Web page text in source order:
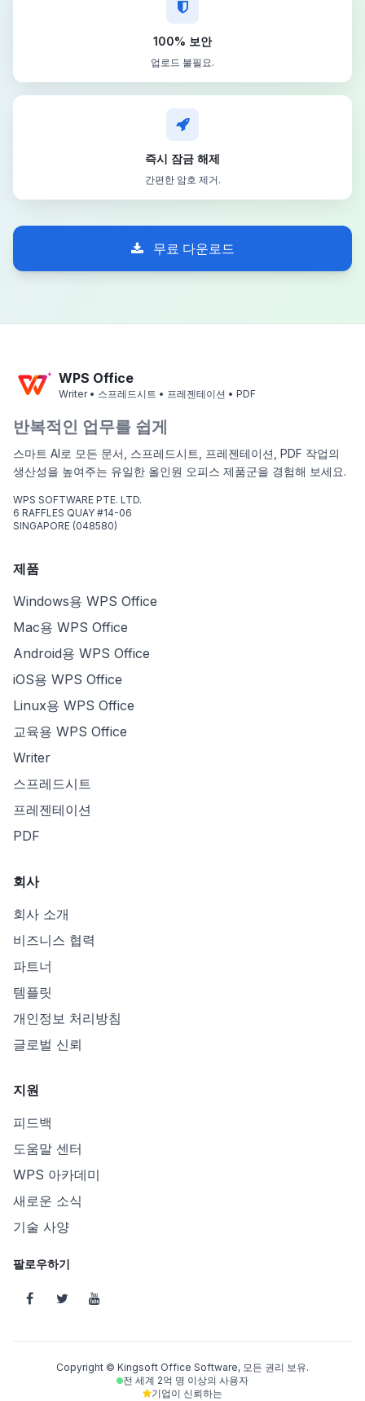
100% 보안
업로드 불필요.
즉시 잠금 해제
간편한 암호 제거.
무료 다운로드
WPS Office
Writer • 스프레드시트 • 프레젠테이션 • PDF
반복적인 업무를 쉽게
스마트 AI로 모든 문서, 스프레드시트, 프레젠테이션, PDF 작업의
생산성을 높여주는 유일한 올인원 오피스 제품군을 경험해 보세요.
WPS SOFTWARE PTE. LTD.
6 RAFFLES QUAY #14-06
SINGAPORE (048580)
제품
Windows용 WPS Office
Mac용 WPS Office
Android용 WPS Office
iOS용 WPS Office
Linux용 WPS Office
교육용 WPS Office
Writer
스프레드시트
프레젠테이션
PDF
회사
회사 소개
비즈니스 협력
파트너
템플릿
개인정보 처리방침
글로벌 신뢰
지원
피드백
도움말 센터
WPS 아카데미
새로운 소식
기술 사양
팔로우하기
Copyright © Kingsoft Office Software, 모든 권리 보유.
전 세계 2억 명 이상의 사용자
기업이 신뢰하는